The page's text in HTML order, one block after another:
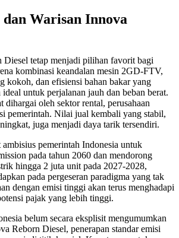
Warisan Innova
tetap menjadi pilihan favorit bagi
kombinasi keandalan mesin 2GD-FTV,
kokoh, dan efisiensi bahan bakar yang
untuk perjalanan jauh dan beban berat.
dihargai oleh sektor rental, perusahaan
pemerintah. Nilai jual kembali yang stabil,
juga menjadi daya tarik tersendiri.
pemerintah Indonesia untuk
pada tahun 2060 dan mendorong
hingga 2 juta unit pada 2027-2028,
pada pergeseran paradigma yang tak
dengan emisi tinggi akan terus menghadapi
pajak yang lebih tinggi.
belum secara eksplisit mengumumkan
Reborn Diesel, penerapan standar emisi